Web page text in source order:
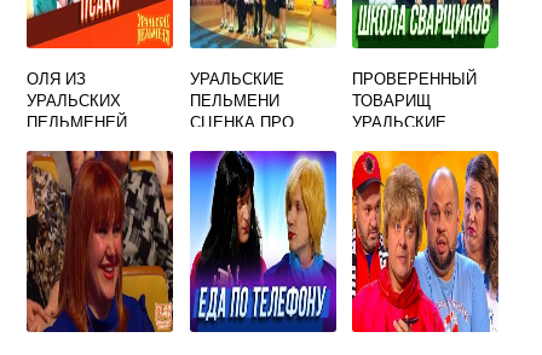
ОЛЯ ИЗ
УРАЛЬСКИХ
ПЕЛЬМЕНЕЙ
УРАЛЬСКИЕ
ПЕЛЬМЕНИ
СЦЕНКА ПРО
ПРОВЕРЕННЫЙ
ТОВАРИЩ
УРАЛЬСКИЕ